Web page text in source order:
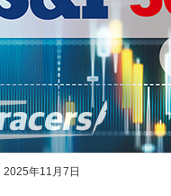
2025年11月7日